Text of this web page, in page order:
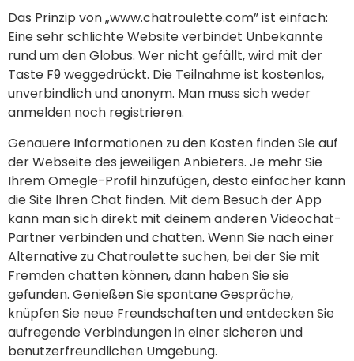
Das Prinzip von „www.chatroulette.com” ist einfach:
Eine sehr schlichte Website verbindet Unbekannte
rund um den Globus. Wer nicht gefällt, wird mit der
Taste F9 weggedrückt. Die Teilnahme ist kostenlos,
unverbindlich und anonym. Man muss sich weder
anmelden noch registrieren.
Genauere Informationen zu den Kosten finden Sie auf
der Webseite des jeweiligen Anbieters. Je mehr Sie
Ihrem Omegle-Profil hinzufügen, desto einfacher kann
die Site Ihren Chat finden. Mit dem Besuch der App
kann man sich direkt mit deinem anderen Videochat-
Partner verbinden und chatten. Wenn Sie nach einer
Alternative zu Chatroulette suchen, bei der Sie mit
Fremden chatten können, dann haben Sie sie
gefunden. Genießen Sie spontane Gespräche,
knüpfen Sie neue Freundschaften und entdecken Sie
aufregende Verbindungen in einer sicheren und
benutzerfreundlichen Umgebung.